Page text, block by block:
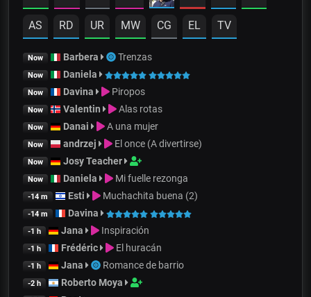
AS RD UR MW CG EL TV
Now Barbera Trenzas
Now Daniela
Now Davina Piropos
Now Valentin Alas rotas
Now Danai A una mujer
Now andrzej El once (A divertirse)
Now Josy Teacher
Now Daniela Mi fuelle rezonga
-14 m Esti Muchachita buena (2)
-14 m Davina
-1 h Jana Inspiración
-1 h Frédéric El huracán
-1 h Jana Romance de barrio
-2 h Roberto Moya